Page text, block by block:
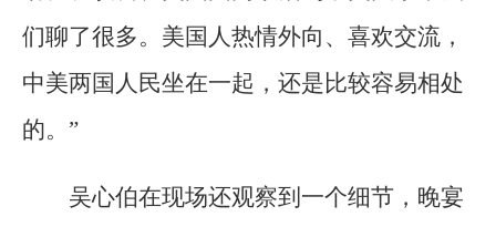
们聊了很多。美国人热情外向、喜欢交流，
中美两国人民坐在一起，还是比较容易相处
的。”
吴心伯在现场还观察到一个细节，晚宴